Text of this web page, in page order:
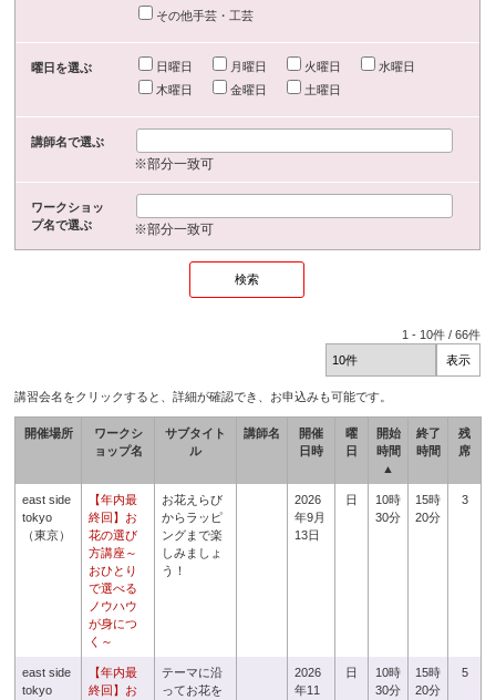
その他手芸・工芸
曜日を選ぶ 日曜日 月曜日 火曜日
水曜日
木曜日
金曜日 土曜日
講師名で選ぶ
※部分一致可
ワークショッ
プ名で選ぶ
※部分一致可
1 - 10件 /66件
講習会名をクリックすると、詳細が確認でき、お申込みも可能です。
開催場所
ワークシ
ョップ名
サブタイト
ル
講師名
開催
日時
曜
日
開始
時間
▲
終了
時間
残
席
east side
tokyo
（東京）
【年内最
終回】お
花の選び
方講座～
おひとり
で選べる
ノウハウ
が身につ
く～
お花えらび
からラッピ
ングまで楽
しみましょ
う！
2026
年9月
13日
日
10時
30分
15時
20分
3
east side
tokyo
【年内最
終回】お
テーマに沿
ってお花を
2026
年11
日
10時
30分
15時
20分
5